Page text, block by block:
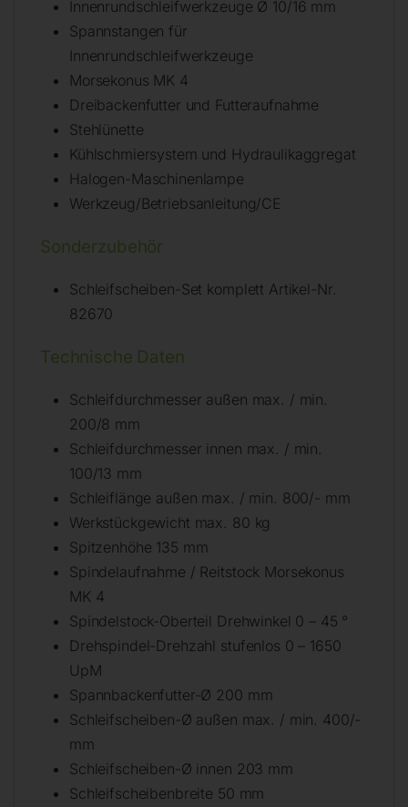
Innenrundschleifwerkzeuge Ø 10/16 mm
Spannstangen für
Innenrundschleifwerkzeuge
Morsekonus MK 4
Dreibackenfutter und Futteraufnahme
Stehlünette
Kühlschmiersystem und Hydraulikaggregat
Halogen-Maschinenlampe
Werkzeug/Betriebsanleitung/CE
Sonderzubehör
Schleifscheiben-Set komplett Artikel-Nr.
82670
Technische Daten
Schleifdurchmesser außen max. / min.
200/8 mm
Schleifdurchmesser innen max. / min.
100/13 mm
Schleiflänge außen max. / min. 800/- mm
Werkstückgewicht max. 80 kg
Spitzenhöhe 135 mm
Spindelaufnahme / Reitstock Morsekonus
MK 4
Spindelstock-Oberteil Drehwinkel 0 – 45 °
Drehspindel-Drehzahl stufenlos 0 – 1650
UpM
Spannbackenfutter-Ø 200 mm
Schleifscheiben-Ø außen max. / min. 400/-
mm
Schleifscheiben-Ø innen 203 mm
Schleifscheibenbreite 50 mm